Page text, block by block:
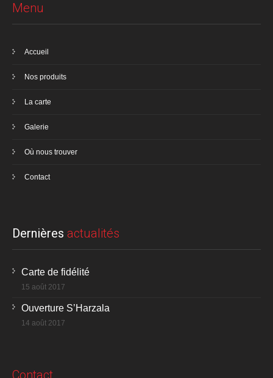
Menu
Accueil
Nos produits
La carte
Galerie
Où nous trouver
Contact
Dernières actualités
Carte de fidélité
15 août 2017
Ouverture S’Harzala
14 août 2017
Contact